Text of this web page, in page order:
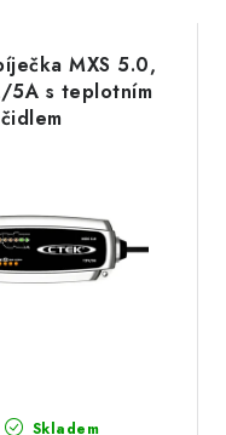
MXS 5.0,
5A s teplotním
čidlem
Skladem